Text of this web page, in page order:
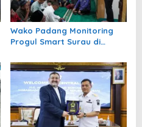
Wako Padang Monitoring
Progul Smart Surau di